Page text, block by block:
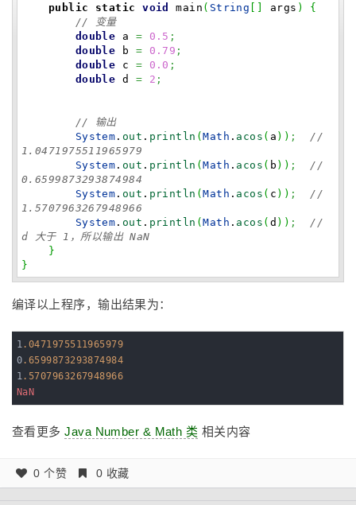
public
static void main ( String args )
{
// 变量
double a = 0.5 ;
double b = 0.79 ;
double c = 0.0 ;
double d = 2 ;
// 输出
System . out . println (Math . acos ( a ) ) ;
//
1.0471975511965979
System . out . println (Math . acos ( b ) ) ;
//
0.6599873293874984
System . out . println (Math . acos ( c ) ) ;
//
1.5707963267948966
System . out . println (Math . acos ( d ) ) ;
//
d 大于 1，所以输出 NaN
}
}
编译以上程序，输出结果为：
1.0471975511965979
0.6599873293874984
1.5707963267948966
NaN
查看更多Java Number & Math 类 相关内容
0 个赞 0 收藏